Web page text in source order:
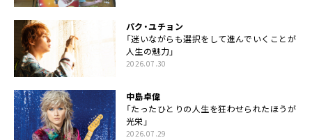
パク・ユチョン
「迷いながらも選択をして進んでいくことが
人生の魅力」
2026.07.30
中島卓偉
「たったひとりの人生を狂わせられたほうが
光栄」
2026.07.29